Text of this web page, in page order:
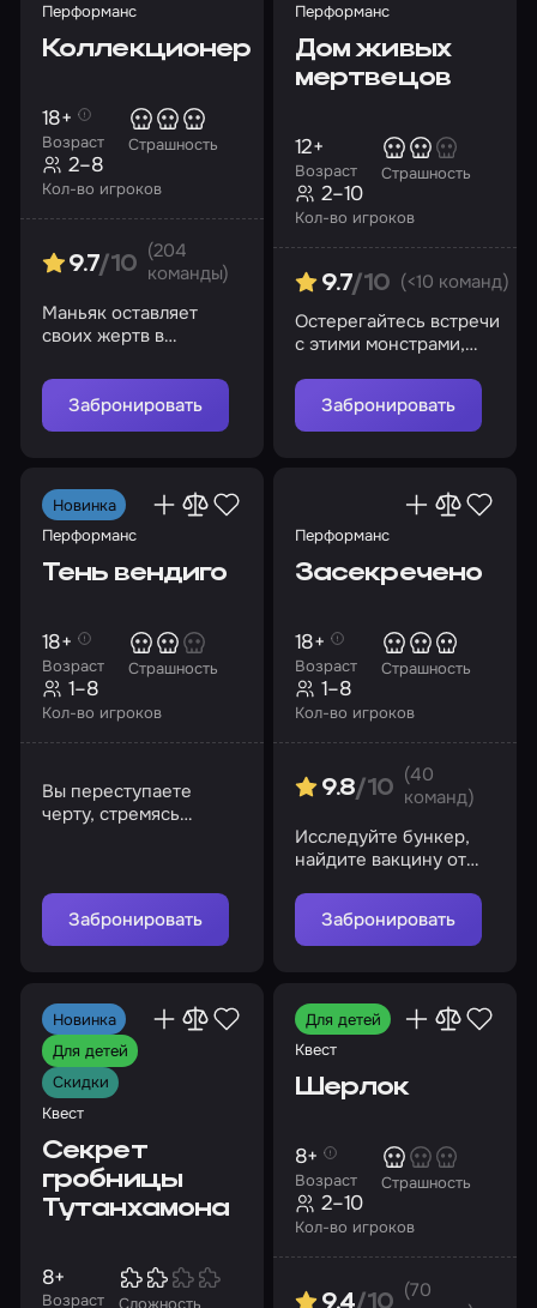
Перформанс
Коллекционер
Возраст
18+
Страшность
Кол-во игроков
2–8
9.7/10
(204
команды)
Маньяк оставляет
своих жертв в
Пополните его
коллекцию?
Забронировать
Перформанс
Дом живых
мертвецов
Возраст
12+
Страшность
Кол-во игроков
2–10
9.7/10 (<10 команд)
Остерегайтесь встречи
с этими монстрами,
вам шанса выбраться
отсюда…
Забронировать
Новинка
Перформанс
Тень вендиго
Возраст
18+
Страшность
Кол-во игроков
1–8
Вы переступаете
черту, стремясь
ритуалом
Забронировать
Перформанс
Засекречено
Возраст
18+
Страшность
Кол-во игроков
1–8
9.8/10
(40
команд)
Исследуйте бункер,
найдите вакцину от
спасите человечество
Забронировать
Новинка
Для детей
Скидки
Квест
Секрет
гробницы
Тутанхамона
Возраст
8+
Сложность
Для детей
Квест
Шерлок
Возраст
8+
Страшность
Кол-во игроков
2–10
(70